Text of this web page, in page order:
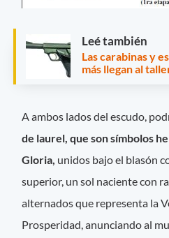
Leé también
Las carabinas y
más llegan al
A ambos lados del escudo,
de laurel, que son símbolos
Gloria, unidos bajo el blasón
superior, un sol naciente con
alternados que representa la
Prosperidad, anunciando al